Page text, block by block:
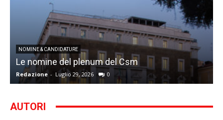
NOMINE & CANDIDATURE
Le nomine del plenum del Csm
Redazione - Luglio 29, 2026 0
AUTORI